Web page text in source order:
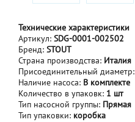
Технические характеристики
Артикул: SDG-0001-002502
Бренд: STOUT
Страна производства: Италия
Присоединительный диаметр:
Наличие насоса: В комплекте
Количество в упаковк: 1 шт
Тип насосной группы: Прямая
Тип упаковки: коробка